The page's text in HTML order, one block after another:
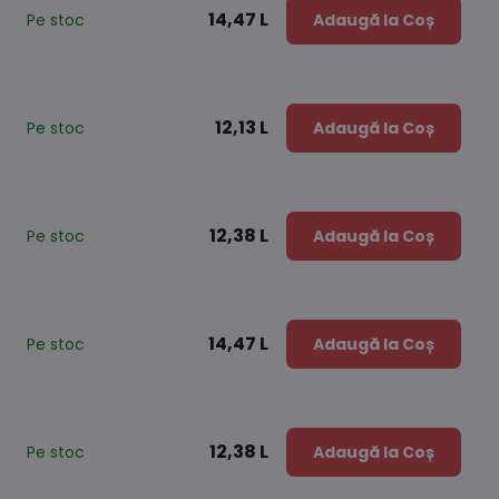
Pe stoc 14,47 L Adaugă la Coș
Pe stoc 12,13 L Adaugă la Coș
Pe stoc 12,38 L Adaugă la Coș
Pe stoc 14,47 L Adaugă la Coș
Pe stoc 12,38 L Adaugă la Coș